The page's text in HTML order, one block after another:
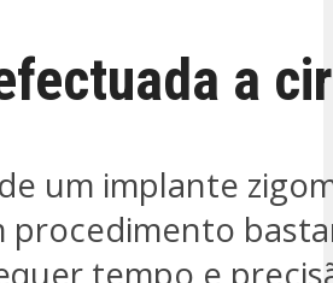
a
um implante
procedimento